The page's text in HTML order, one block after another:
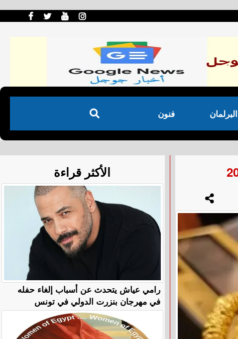
فنون البرلمان
الأكثر قراءة
رامي عياش يتحدث عن أسباب إلغاء حفله
في مهرجان بنزرت الدولي في تونس